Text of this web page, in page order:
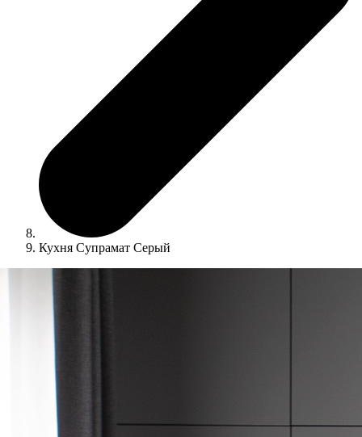
Кухня Супрамат Серый